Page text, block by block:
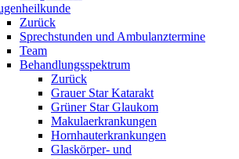
Zurück
Sprechstunden und Ambulanztermine
Team
Behandlungsspektrum
Zurück
Grauer Star Katarakt
Grüner Star Glaukom
Makulaerkrankungen
Hornhauterkrankungen
Glaskörper- und